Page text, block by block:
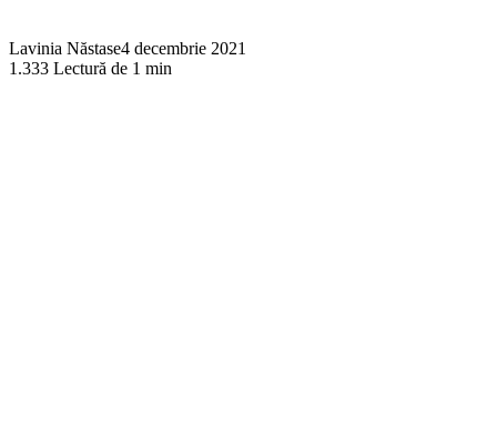
Lavinia Năstase4 decembrie 2021
1.333 Lectură de 1 min